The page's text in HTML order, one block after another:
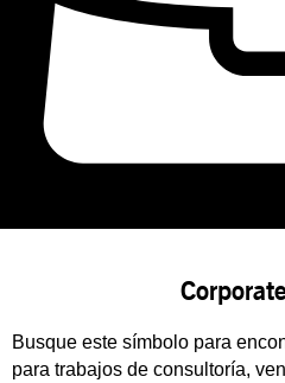
Busque este símbolo para
para trabajos de consultoría,